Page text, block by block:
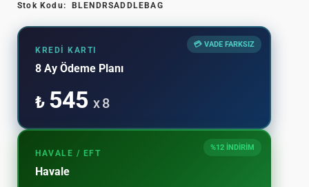
Stok Kodu: BLENDRSADDLEBAG
💳 VADE FARKSIZ
KREDI KARTI
8 Ay Ödeme Planı
₺545 x 8
%12 İNDİRİM
HAVALE / EFT
Havale